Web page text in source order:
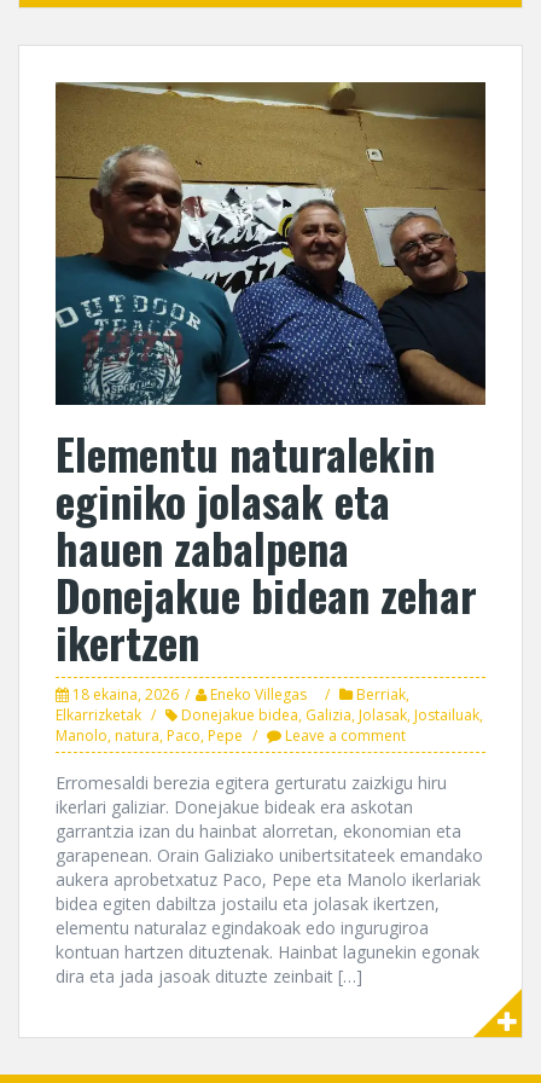
Elementu naturalekin
eginiko jolasak eta
hauen zabalpena
Donejakue bidean zehar
ikertzen
18 ekaina, 2026 Eneko Villegas Berriak,
Elkarrizketak
Donejakue bidea, Galizia,Jolasak,Jostailuak,
Manolo,natura,Paco,Pepe Leave a comment
Erromesaldi berezia egitera gerturatu zaizkigu hiru
ikerlari galiziar. Donejakue bideak era askotan
garrantzia izan du hainbat alorretan, ekonomian eta
garapenean. Orain Galiziako unibertsitateek emandako
aukera aprobetxatuz Paco, Pepe eta Manolo ikerlariak
bidea egiten dabiltza jostailu eta jolasak ikertzen,
elementu naturalaz egindakoak edo ingurugiroa
kontuan hartzen dituztenak. Hainbat lagunekin egonak
dira eta jada jasoak dituzte zeinbait […]